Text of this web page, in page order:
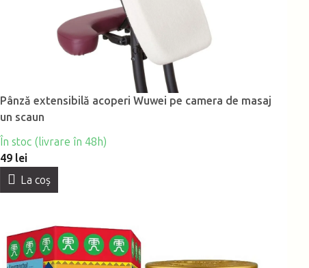
Pânză extensibilă acoperi Wuwei pe camera de masaj
un scaun
În stoc (livrare în 48h)
49 lei
La coş